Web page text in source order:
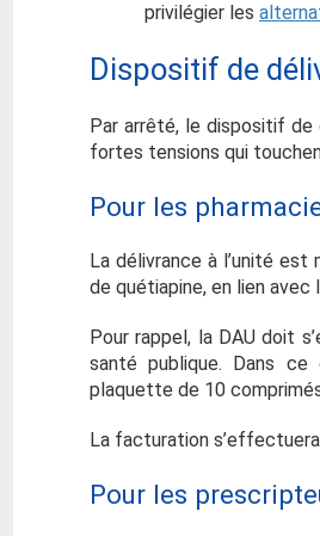
privilégier les
Dispositif de
Par arrêté, le dispositif de
fortes tensions qui
Pour les
La délivrance à l’unité
de quétiapine, en lien
Pour rappel, la DAU doit
santé publique. Dans
plaquette de 10
La facturation
Pour les